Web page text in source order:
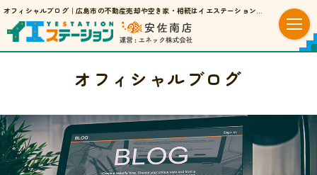
オフィシャルブログ｜広島市の不動産売却や空き家・相続はイエステーション安佐南店
オフィシャルブログ